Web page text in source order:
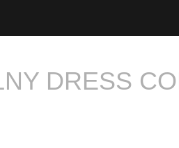
DRESS